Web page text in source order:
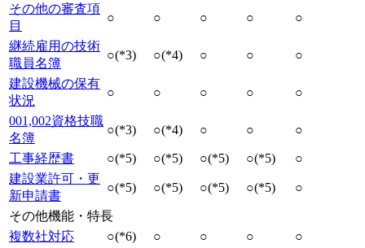
その他の審査項
目
○ ○ ○ ○ ○
継続雇用の技術
職員名簿
○(*3) ○(*4) ○ ○ ○
建設機械の保有
状況
○ ○ ○ ○ ○
001,002資格技職
名簿
○(*3) ○(*4) ○ ○ ○
工事経歴書 ○(*5) ○(*5) ○(*5) ○(*5)
○
建設業許可・更
新申請書
○(*5) ○(*5) ○(*5) ○(*5) ○
その他機能・特長
複数社対応
○(*6) ○ ○ ○
○